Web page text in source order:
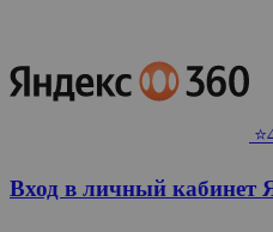
Вход в личный кабинет